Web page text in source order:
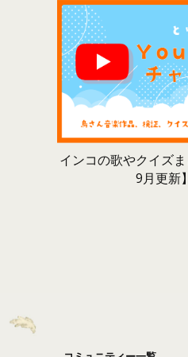
インコの歌やクイズ
9月更新】